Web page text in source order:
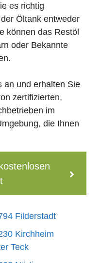
es richtig
Öltank entweder
können das Restöl
oder Bekannte
an und erhalten Sie
zertifizierten,
im
die Ihnen
Filderstadt
Kirchheim
Teck